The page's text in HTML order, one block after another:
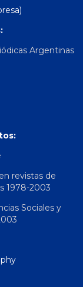
Argentinas
revistas de
1978-2003
Sociales y